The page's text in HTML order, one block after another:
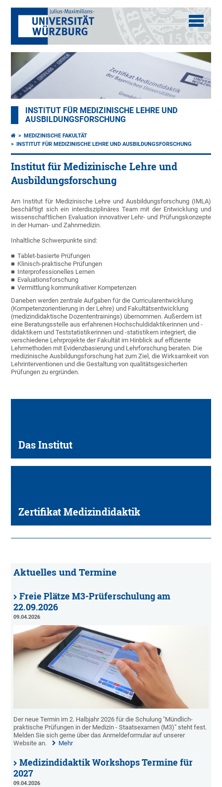
INSTITUT FÜR MEDIZINISCHE LEHRE UND
AUSBILDUNGSFORSCHUNG
MEDIZINISCHE FAKULTÄT
INSTITUT FÜR MEDIZINISCHE LEHRE UND AUSBILDUNGSFORSCHUNG
Institut für Medizinische Lehre und
Ausbildungsforschung
Am Institut für Medizinische Lehre und Ausbildungsforschung (IMLA)
beschäftigt sich ein interdisziplinäres Team mit der Entwicklung und
wissenschaftlichen Evaluation innovativer Lehr- und Prüfungskonzepte
in der Human- und Zahnmedizin.
Inhaltliche Schwerpunkte sind:
Tablet-basierte Prüfungen
Klinisch-praktische Prüfungen
Interprofessionelles Lernen
Evaluationsforschung
Vermittlung kommunikativer Kompetenzen
Daneben werden zentrale Aufgaben für die Curricularentwicklung
(Kompetenzorientierung in der Lehre) und Fakultätsentwicklung
(medizindidaktische Dozententrainings) übernommen. Außerdem ist
eine Beratungsstelle aus erfahrenen Hochschuldidaktikerinnen und -
didaktikern und Teststatistikerinnen und -statistikern integriert, die
verschiedene Lehrprojekte der Fakultät im Hinblick auf effiziente
Lehrmethoden mit Evidenzbasierung und Lehrforschung beraten. Die
medizinische Ausbildungsforschung hat zum Ziel, die Wirksamkeit von
Lehrinterventionen und die Gestaltung von qualitätsgesicherten
Prüfungen zu ergründen.
Das Institut
Zertifikat Medizindidaktik
Aktuelles und Termine
Freie Plätze M3-Prüferschulung am
22.09.2026
09.04.2026
Der neue Termin im 2. Halbjahr 2026 für die Schulung "Mündlich-
praktische Prüfungen in der Medizin - Staatsexamen (M3)" steht fest.
Melden Sie sich gerne über das Anmeldeformular auf unserer
Website an.
Mehr
Medizindidaktik Workshops Termine für
2027
09.04.2026